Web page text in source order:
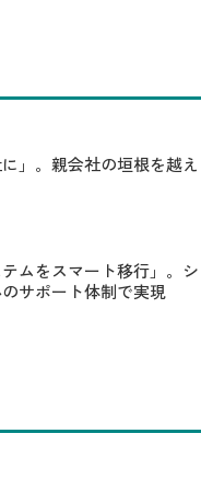
」。親会社の垣根を越え
ムをスマート移行」。シ
サポート体制で実現